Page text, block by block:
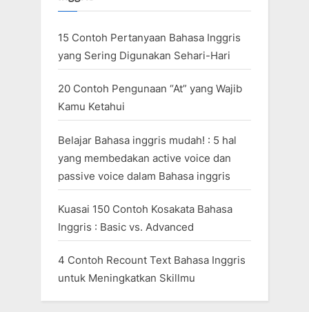
15 Contoh Pertanyaan Bahasa Inggris
yang Sering Digunakan Sehari-Hari
20 Contoh Pengunaan “At” yang Wajib
Kamu Ketahui
Belajar Bahasa inggris mudah! : 5 hal
yang membedakan active voice dan
passive voice dalam Bahasa inggris
Kuasai 150 Contoh Kosakata Bahasa
Inggris : Basic vs. Advanced
4 Contoh Recount Text Bahasa Inggris
untuk Meningkatkan Skillmu